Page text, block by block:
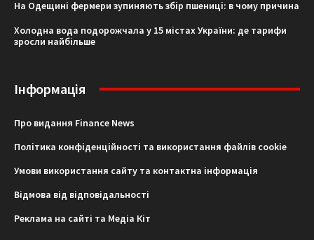
На Одещині фермери зупиняють збір пшениці: в чому причина
Холодна вода подорожчала у 15 містах України: де тарифи
зросли найбільше
Інформація
Про видання Finance News
Політика конфіденційності та використання файлів cookie
Умови використання сайту та контактна інформація
Відмова від відповідальності
Реклама на сайті та Медіа Кіт